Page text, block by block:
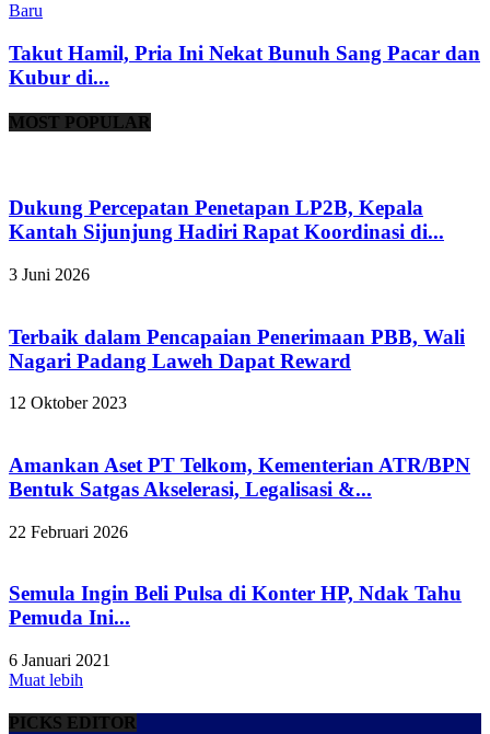
Baru
Takut Hamil, Pria Ini Nekat Bunuh Sang Pacar dan
Kubur di...
MOST POPULAR
Dukung Percepatan Penetapan LP2B, Kepala
Kantah Sijunjung Hadiri Rapat Koordinasi di...
3 Juni 2026
Terbaik dalam Pencapaian Penerimaan PBB, Wali
Nagari Padang Laweh Dapat Reward
12 Oktober 2023
Amankan Aset PT Telkom, Kementerian ATR/BPN
Bentuk Satgas Akselerasi, Legalisasi &...
22 Februari 2026
Semula Ingin Beli Pulsa di Konter HP, Ndak Tahu
Pemuda Ini...
6 Januari 2021
Muat lebih
PICKS EDITOR